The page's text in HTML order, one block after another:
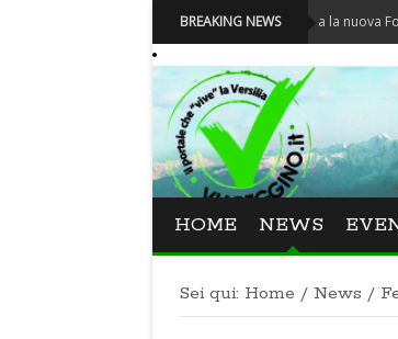
BREAKING NEWS
Carnevale - Nominata la nuova
HOME NEWS
Sei qui: Home / News /